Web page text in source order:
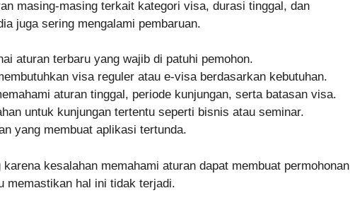
masing-masing terkait kategori visa, durasi tinggal, dan
juga sering mengalami pembaruan.
aturan terbaru yang wajib di patuhi pemohon.
visa reguler atau e-visa berdasarkan kebutuhan.
aturan tinggal, periode kunjungan, serta batasan visa.
untuk kunjungan tertentu seperti bisnis atau seminar.
yang membuat aplikasi tertunda.
kesalahan memahami aturan dapat membuat permohonan
memastikan hal ini tidak terjadi.